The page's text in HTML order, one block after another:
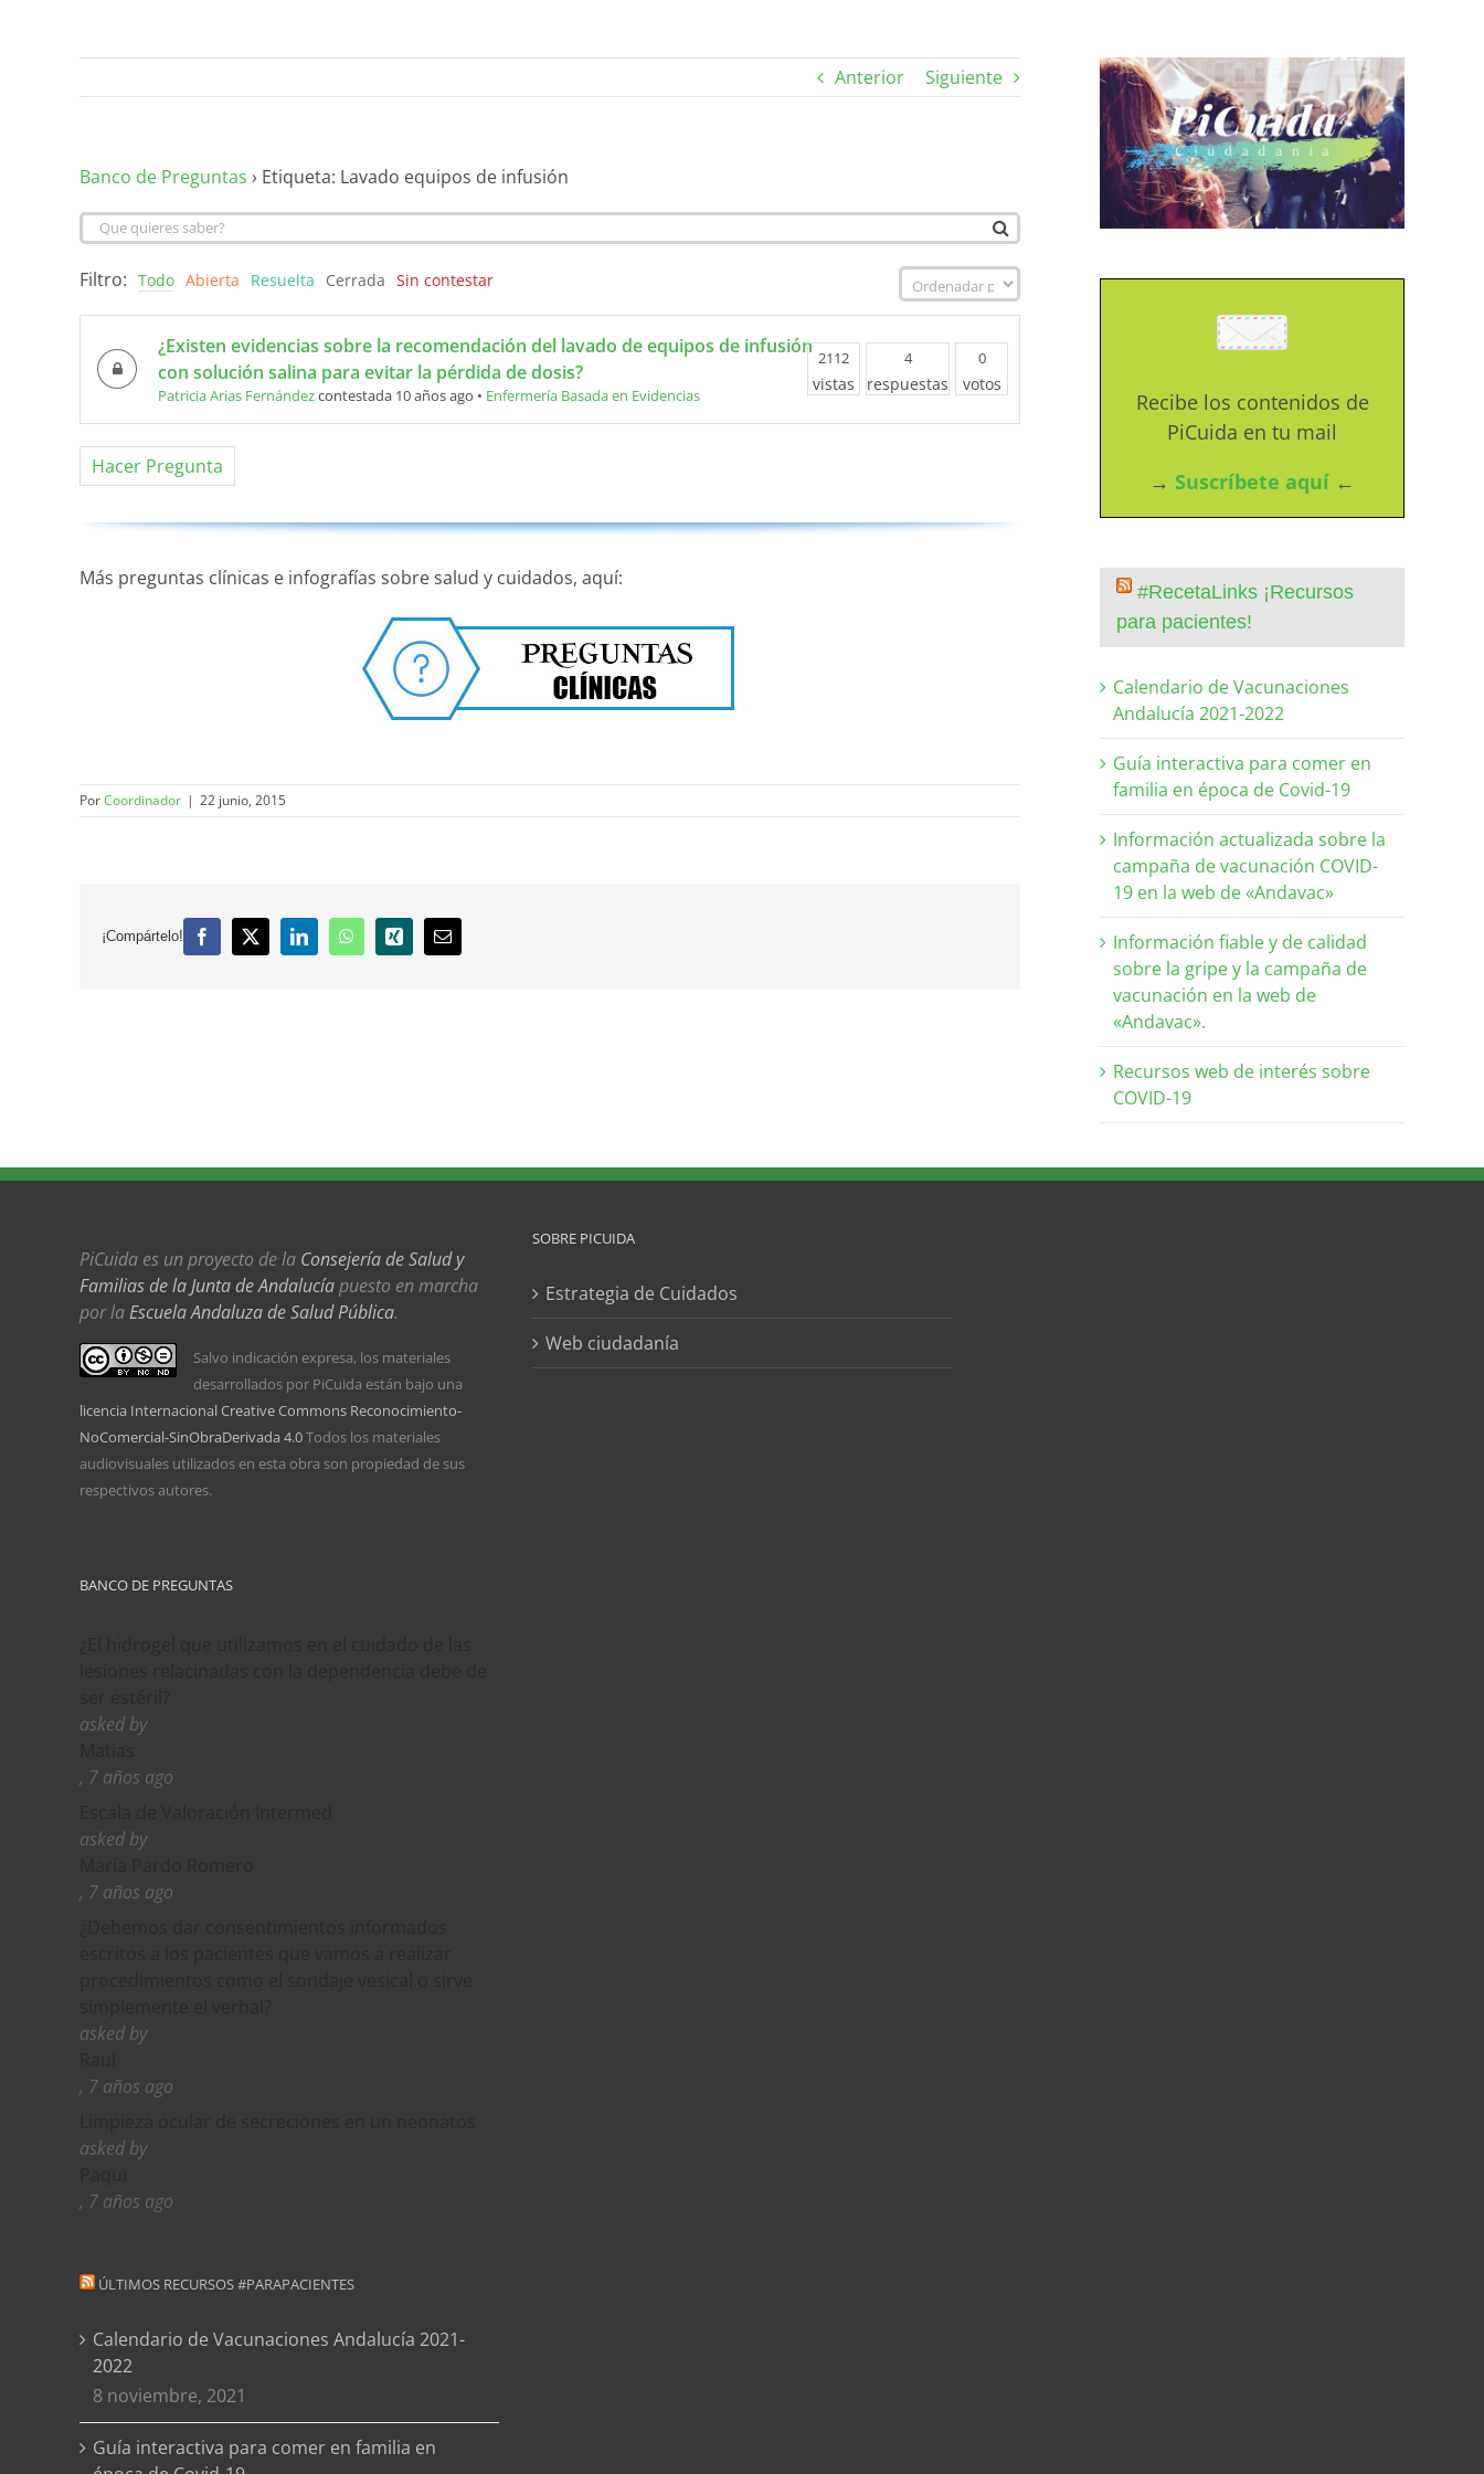
Anterior Siguiente
Banco de Preguntas › Etiqueta: Lavado equipos de infusión
Filtro: Todo Abierta Resuelta Cerrada Sin contestar
¿Existen evidencias sobre la recomendación del lavado de equipos de infusión
con solución salina para evitar la pérdida de dosis?
Patricia Arias Fernándezcontestada 10 años ago • Enfermería Basada en Evidencias
2112
vistas
4
respuestas
0
votos
Hacer Pregunta
Más preguntas clínicas e infografías sobre salud y cuidados, aquí:
PorCoordinador | 22 junio, 2015
¡Compártelo! Facebook
X LinkedInWhatsApp
Xing
Correo
electrónico
Recibe los contenidos de
PiCuida en tu mail
→ Suscríbete aquí ←
#RecetaLinks ¡Recursos
para pacientes!
Calendario de Vacunaciones
Andalucía 2021-2022
Guía interactiva para comer en
familia en época de Covid-19
Información actualizada sobre la
campaña de vacunación COVID-
19 en la web de «Andavac»
Información fiable y de calidad
sobre la gripe y la campaña de
vacunación en la web de
«Andavac».
Recursos web de interés sobre
COVID-19
PiCuida es un proyecto de la Consejería de Salud y
Familias de la Junta de Andalucíapuesto en marcha
por laEscuela Andaluza de Salud Pública.
Salvo indicación expresa, los materiales
desarrollados por PiCuida están bajo una
licencia Internacional Creative Commons Reconocimiento-
NoComercial-SinObraDerivada 4.0Todos los materiales
audiovisuales utilizados en esta obra son propiedad de sus
respectivos autores.
BANCO DE PREGUNTAS
asked by
, 7 años ago
asked by
, 7 años ago
asked by
, 7 años ago
asked by
, 7 años ago
ÚLTIMOS RECURSOS #PARAPACIENTES
Calendario de Vacunaciones Andalucía 2021-
2022
8 noviembre, 2021
Guía interactiva para comer en familia en
SOBRE PICUIDA
Estrategia de Cuidados
Web ciudadanía